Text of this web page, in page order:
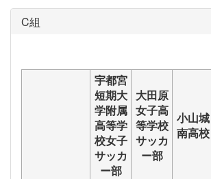
C組
宇都宮
短期大
学附属
高等学
校女子
サッカ
ー部
大田原
女子高
等学校
サッカ
ー部
小山城
南高校